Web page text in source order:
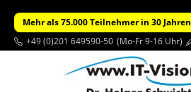
Mehr als 75.000 Teilnehmer in 30 Jahren
+49 (0)201 649590-50 (Mo-Fr 9-16 Uhr)